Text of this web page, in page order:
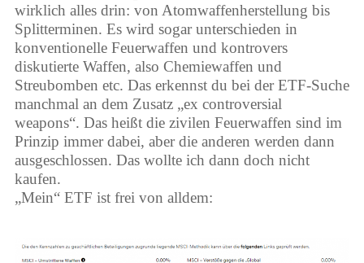
wirklich alles drin: von Atomwaffenherstellung bis
Splitterminen. Es wird sogar unterschieden in
konventionelle Feuerwaffen und kontrovers
diskutierte Waffen, also Chemiewaffen und
Streubomben etc. Das erkennst du bei der ETF-Suche
manchmal an dem Zusatz „ex controversial
weapons“. Das heißt die zivilen Feuerwaffen sind im
Prinzip immer dabei, aber die anderen werden dann
ausgeschlossen. Das wollte ich dann doch nicht
kaufen.
„Mein“ ETF ist frei von alldem: